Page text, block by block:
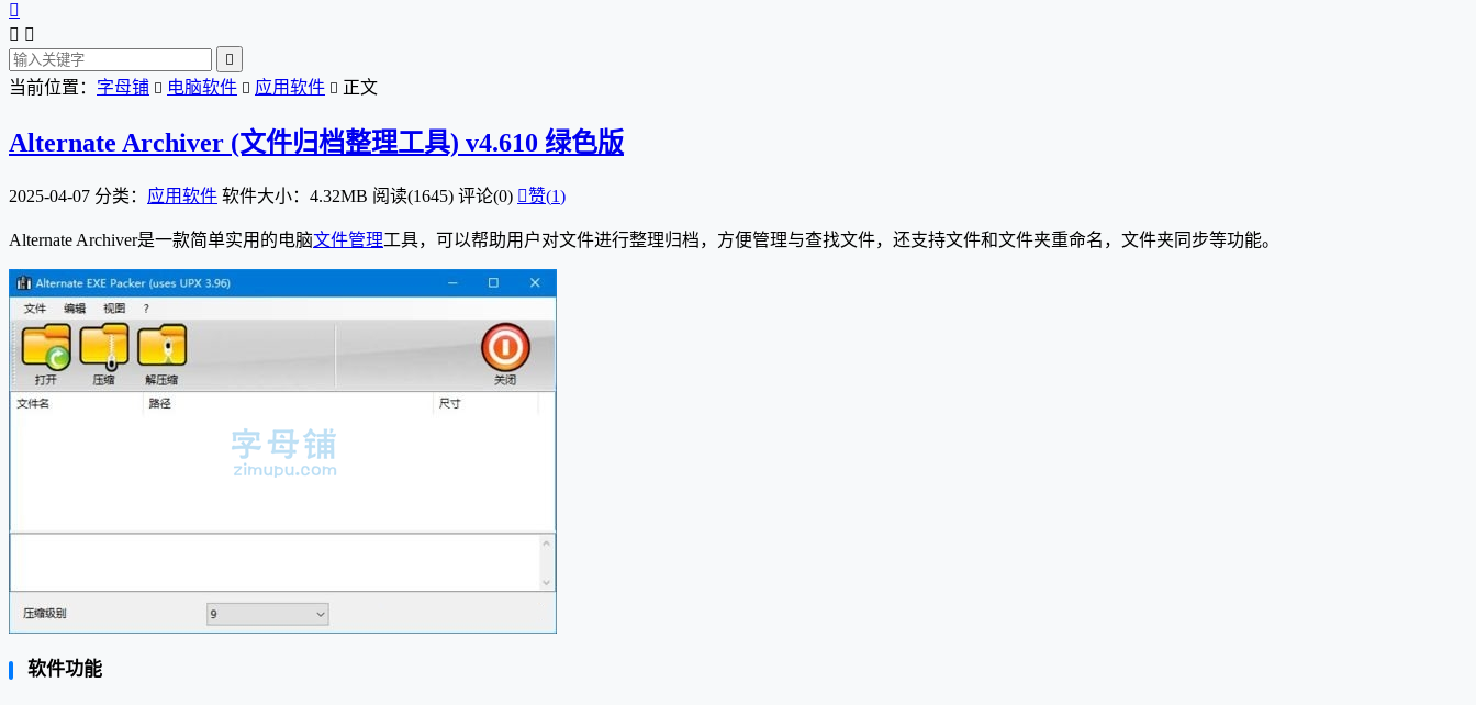

 

当前位置： 字母铺  电脑软件  应用软件  正文
Alternate Archiver (文件归档整理工具) v4.610 绿色版
2025-04-07 分类： 应用软件 软件大小：4.32MB 阅读(1645) 评论(0) 赞(1)
Alternate Archiver是一款简单实用的电脑文件管理工具，可以帮助用户对文件进行整理归档，方便管理与查找文件，还支持文件和文件夹重命名，文件夹同步等功能。
软件功能